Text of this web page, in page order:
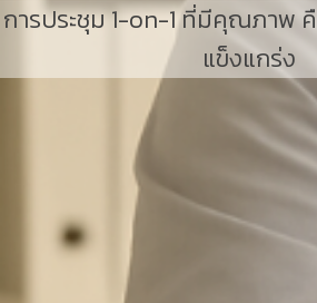
การประชุม 1-on-1 ที่มีคุณภาพ
แข็งแกร่ง